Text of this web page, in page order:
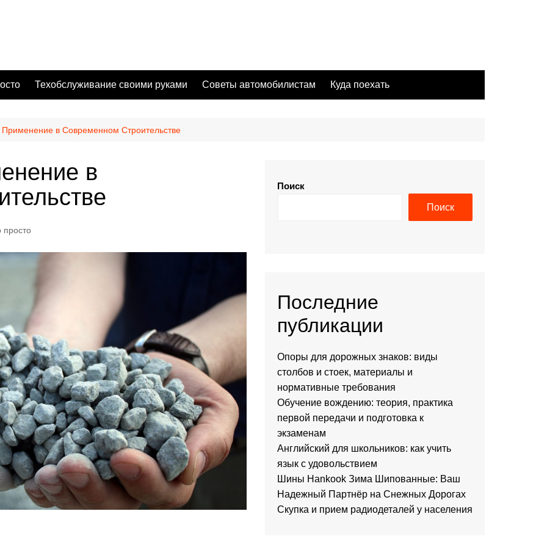
Техобслуживание своими руками Советы автомобилистам Куда поехать
в Современном Строительстве
в
просто
Поиск
Поиск
Последние
публикации
Опоры для дорожных знаков: виды
столбов и стоек, материалы и
нормативные требования
Обучение вождению: теория, практика
первой передачи и подготовка к
экзаменам
Английский для школьников: как учить
язык с удовольствием
Шины Hankook Зима Шипованные: Ваш
Надежный Партнёр на Снежных Дорогах
Скупка и прием радиодеталей у населения